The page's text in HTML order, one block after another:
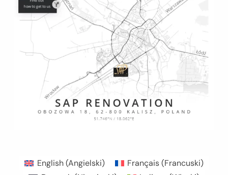
English(Angielski) Français(Francuski)